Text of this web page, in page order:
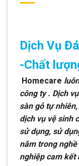
Dịch Vụ
-Chất
Homecare
công ty . Dịch
sàn gỗ tự
dịch vụ vệ sinh
sử dụng, sử
năm trong
nghiệp cam kết